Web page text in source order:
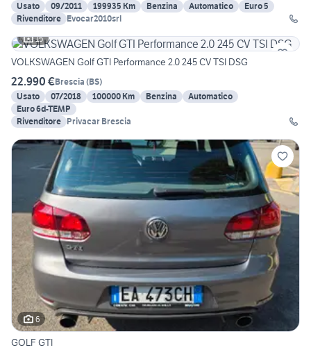
Usato
09/2011 199935 Km Benzina Automatico
Euro 5
Rivenditore Evocar2010srl
15
VOLKSWAGEN Golf GTI Performance 2.0 245 CV TSI DSG
22.990 €Brescia (BS)
Usato
07/2018 100000 Km Benzina
Automatico
Euro 6d-TEMP
Rivenditore Privacar Brescia
6
GOLF GTI